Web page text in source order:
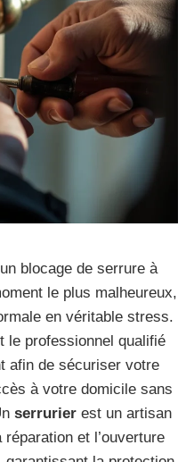
blocage de serrure à
le plus malheureux,
en véritable stress.
le professionnel qualifié
afin de sécuriser votre
à votre domicile sans
serrurier est un artisan
et l’ouverture